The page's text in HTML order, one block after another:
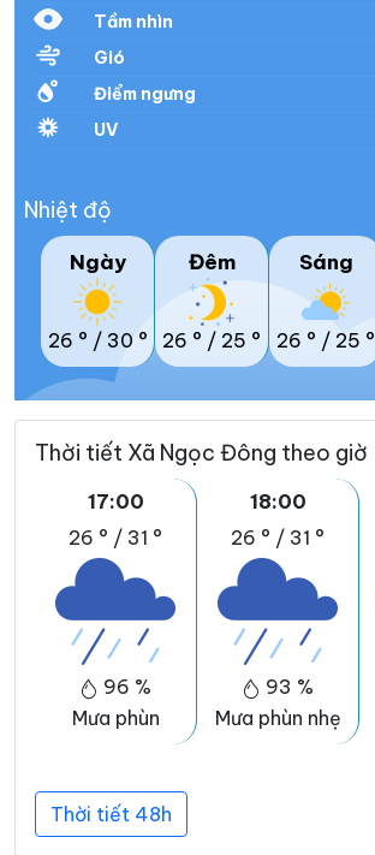
Tầm nhìn
Gió
Điểm ngưng
UV
Nhiệt độ
Ngày
26 ° / 30 °
Đêm
26 ° / 25 °
Sáng
26 ° / 25 °
Thời tiết Xã Ngọc Đông theo giờ
17:00
26 ° / 31 °
96 %
Mưa phùn
18:00
26 ° / 31 °
93 %
Mưa phùn nhẹ
Thời tiết 48h